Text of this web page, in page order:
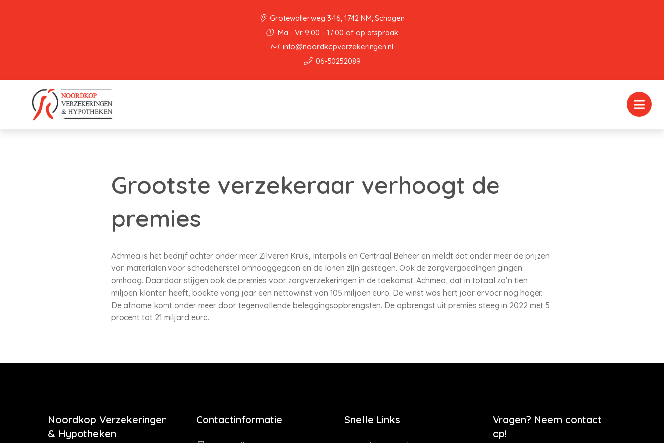
Grotewallerweg 3-16, 1742 NM, Schagen
Ma - Vr 9:00 - 17:00 of op afspraak
info@noordkopverzekeringen.nl
06-50252089
Grootste verzekeraar verhoogt de
premies
Achmea is het bedrijf achter onder meer Zilveren Kruis, Interpolis en Centraal Beheer en meldt dat onder meer de prijzen
van materialen voor schadeherstel omhooggegaan en de lonen zijn gestegen. Ook de zorgvergoedingen gingen
omhoog. Daardoor stijgen ook de premies voor zorgverzekeringen in de toekomst. Achmea, dat in totaal zo’n tien
miljoen klanten heeft, boekte vorig jaar een nettowinst van 105 miljoen euro. De winst was hert jaar ervoor nog hoger.
De afname komt onder meer door tegenvallende beleggingsopbrengsten. De opbrengst uit premies steeg in 2022 met 5
procent tot 21 miljard euro.
Noordkop Verzekeringen
& Hypotheken
Contactinformatie Snelle Links
Vragen? Neem contact
op!